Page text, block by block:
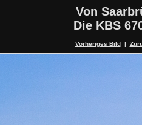
Von
Die KBS
Vorheriges Bild